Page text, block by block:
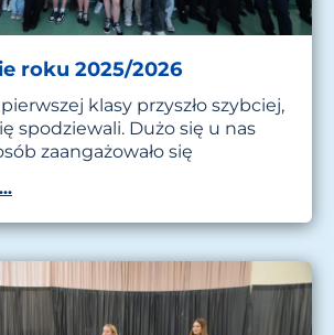
roku 2025/2026
klasy przyszło szybciej,
spodziewali. Dużo się u nas
zaangażowało się